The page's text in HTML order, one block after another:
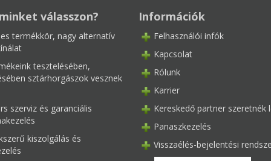
válasszon?
termékkör, nagy alternatív
tesztelésében,
sztárhorgászok vesznek
szerviz és garanciális
kiszolgálás és
Információk
Felhasználói infók
Kapcsolat
Rólunk
Karrier
Kereskedő partner szeretnék
Panaszkezelés
Visszaélés-bejelentési